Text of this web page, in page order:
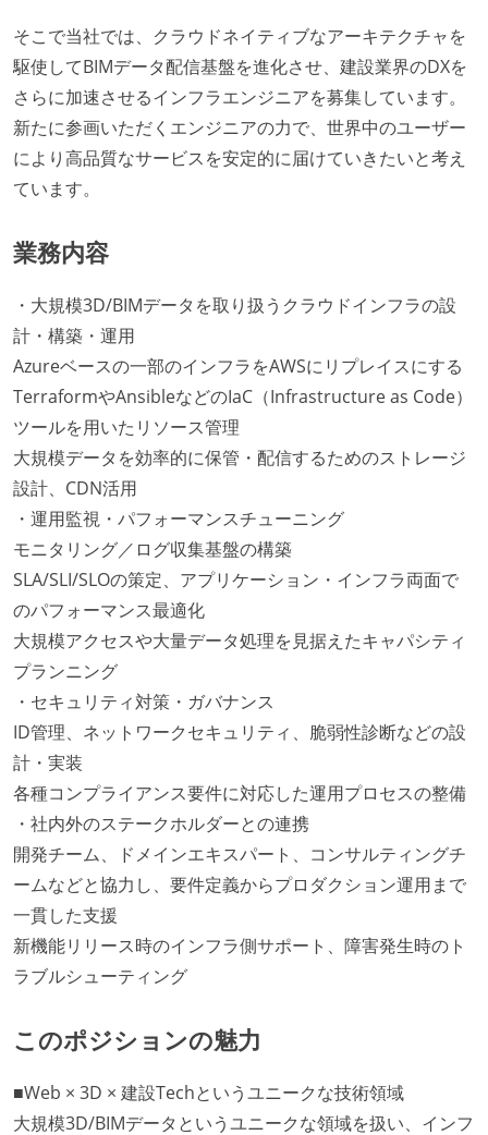
そこで当社では、クラウドネイティブなアーキテクチャを
駆使してBIMデータ配信基盤を進化させ、建設業界のDXを
さらに加速させるインフラエンジニアを募集しています。
新たに参画いただくエンジニアの力で、世界中のユーザー
により高品質なサービスを安定的に届けていきたいと考え
ています。
業務内容
・大規模3D/BIMデータを取り扱うクラウドインフラの設
計・構築・運用
Azureベースの一部のインフラをAWSにリプレイスにする
TerraformやAnsibleなどのIaC（Infrastructure as Code）
ツールを用いたリソース管理
大規模データを効率的に保管・配信するためのストレージ
設計、CDN活用
・運用監視・パフォーマンスチューニング
モニタリング／ログ収集基盤の構築
SLA/SLI/SLOの策定、アプリケーション・インフラ両面で
のパフォーマンス最適化
大規模アクセスや大量データ処理を見据えたキャパシティ
プランニング
・セキュリティ対策・ガバナンス
ID管理、ネットワークセキュリティ、脆弱性診断などの設
計・実装
各種コンプライアンス要件に対応した運用プロセスの整備
・社内外のステークホルダーとの連携
開発チーム、ドメインエキスパート、コンサルティングチ
ームなどと協力し、要件定義からプロダクション運用まで
一貫した支援
新機能リリース時のインフラ側サポート、障害発生時のト
ラブルシューティング
このポジションの魅力
■Web × 3D × 建設Techというユニークな技術領域
大規模3D/BIMデータというユニークな領域を扱い、インフ